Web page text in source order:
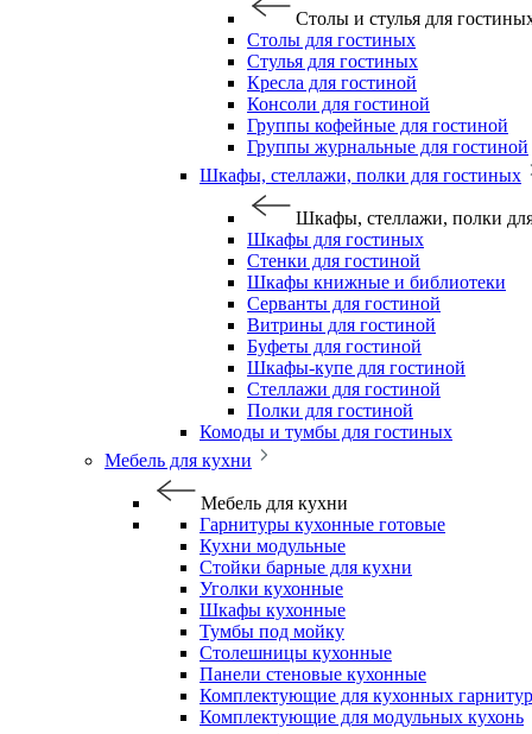
Столы и стулья для
Столы для гостиных
Стулья для гостиных
Кресла для гостиной
Консоли для гостиной
Группы кофейные для гостиной
Группы журнальные для гостиной
Шкафы, стеллажи, полки для гостиных
Шкафы, стеллажи, полки
Шкафы для гостиных
Стенки для гостиной
Шкафы книжные и библиотеки
Серванты для гостиной
Витрины для гостиной
Буфеты для гостиной
Шкафы-купе для гостиной
Стеллажи для гостиной
Полки для гостиной
Комоды и тумбы для гостиных
Мебель для кухни
Мебель для кухни
Гарнитуры кухонные готовые
Кухни модульные
Стойки барные для кухни
Уголки кухонные
Шкафы кухонные
Тумбы под мойку
Столешницы кухонные
Панели стеновые кухонные
Комплектующие для кухонных
Комплектующие для модульных кухонь